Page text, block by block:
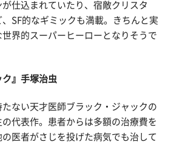
仕込まれていたり、宿敵クリスタ
SF的なギミックも満載。きちんと実
界的スーパーヒーローとなりそうで
』手塚治虫
ない天才医師ブラック・ジャックの
代表作。患者からは多額の治療費を
医者がさじを投げた病気でも治して